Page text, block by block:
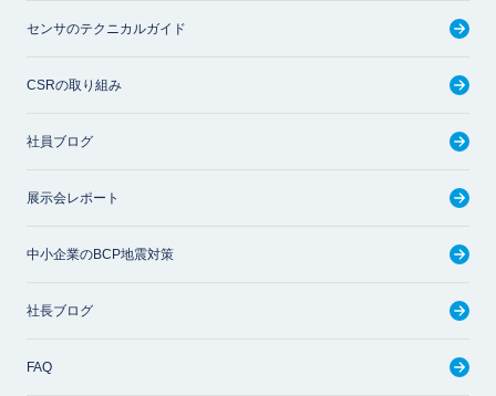
センサのテクニカルガイド
CSRの取り組み
社員ブログ
展示会レポート
中小企業のBCP地震対策
社長ブログ
FAQ